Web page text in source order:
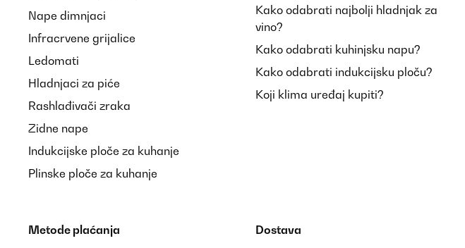
Nape dimnjaci
Infracrvene grijalice
Ledomati
Hladnjaci za piće
Rashlađivači zraka
Zidne nape
Indukcijske ploče za kuhanje
Plinske ploče za kuhanje
Kako odabrati najbolji hladnjak za
vino?
Kako odabrati kuhinjsku napu?
Kako odabrati indukcijsku ploču?
Koji klima uređaj kupiti?
Metode plaćanja Dostava